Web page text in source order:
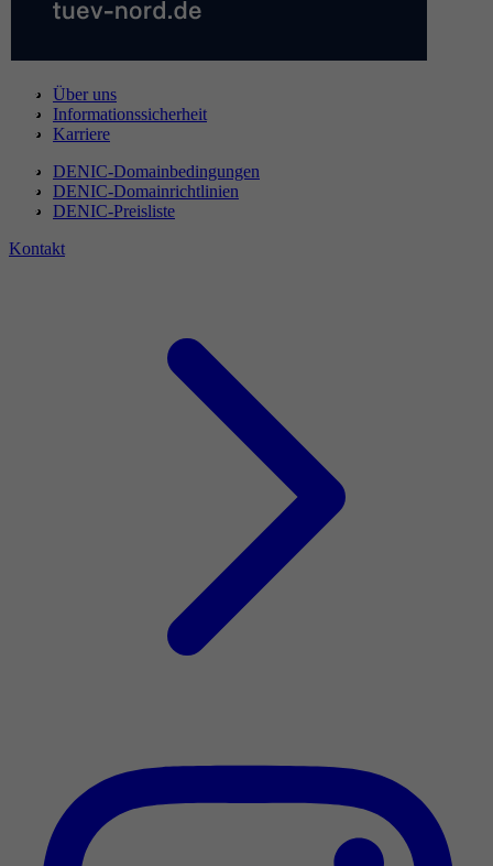
Über uns
Informationssicherheit
Karriere
DENIC-Domainbedingungen
DENIC-Domainrichtlinien
DENIC-Preisliste
Kontakt